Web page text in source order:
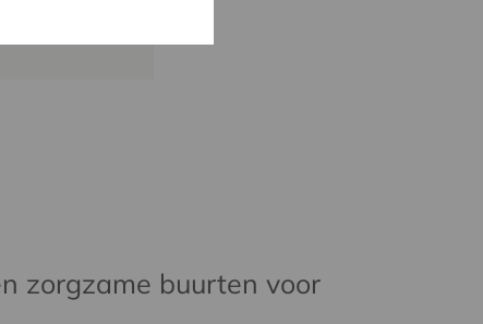
zorgzame buurten voor